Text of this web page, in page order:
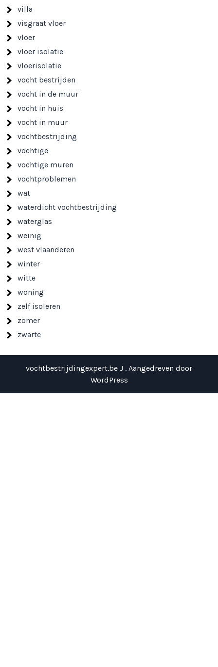
villa
visgraat vloer
vloer
vloer isolatie
vloerisolatie
vocht bestrijden
vocht in de muur
vocht in huis
vocht in muur
vochtbestrijding
vochtige
vochtige muren
vochtproblemen
wat
waterdicht vochtbestrijding
waterglas
weinig
west vlaanderen
winter
witte
woning
zelf isoleren
zomer
zwarte
vochtbestrijdingexpert.be J . Aangedreven door
WordPress